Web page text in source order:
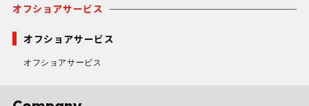
オフショアサービス
オフショアサービス
オフショアサービス